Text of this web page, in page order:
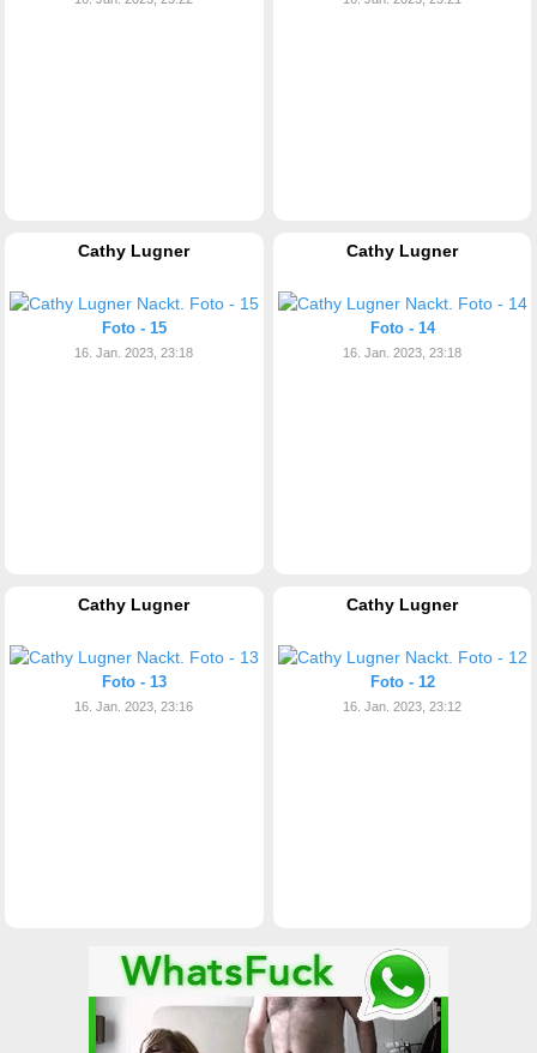
Cathy Lugner
Foto - 15
16. Jan. 2023, 23:18
Cathy Lugner
Foto - 14
16. Jan. 2023, 23:18
Cathy Lugner
Foto - 13
16. Jan. 2023, 23:16
Cathy Lugner
Foto - 12
16. Jan. 2023, 23:12